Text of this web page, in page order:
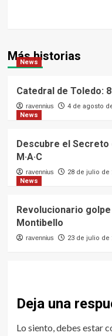
Más historias
News
Catedral de Toledo:
ravennius 4 de agosto
News
Descubre el Secreto
M·A·C
ravennius 28 de julio de
News
Revolucionario
Montibello
ravennius 23 de julio de
Deja una
Lo siento, debes estar